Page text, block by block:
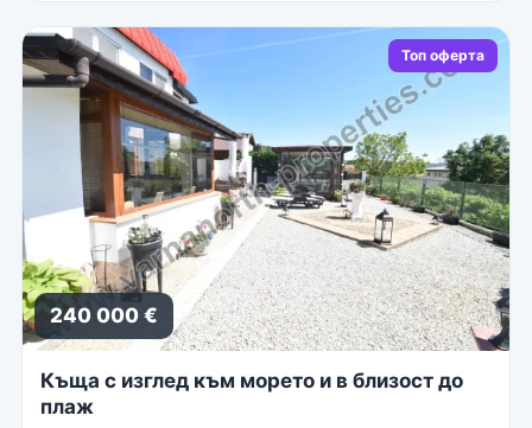
Топ оферта
240 000 €
Къща с изглед към морето и в близост до
плаж